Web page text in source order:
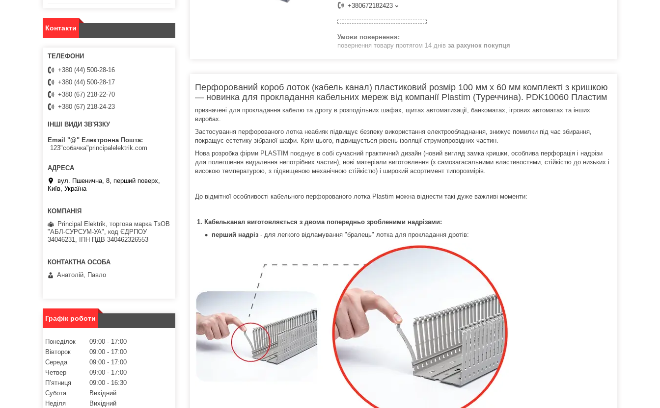
+380672182423
повернення товару протягом 14 днів за рахунок покупця
Перфорований короб лоток (кабель канал) пластиковий розмір 100 мм х 60 мм комплекті з кришкою
— новинка для прокладання кабельних мереж від компанії Plastim (Туреччина). PDK10060 Пластим
призначені для прокладання кабелю та дроту в розподільних шафах, щитах автоматизації, банкоматах, ігрових автоматах та інших
виробах.
Застосування перфорованого лотка неабияк підвищує безпеку використання електрообладнання, знижує помилки під час збирання,
покращує естетику зібраної шафи. Крім цього, підвищується рівень ізоляції струмопровідних частин.
Нова розробка фірми PLASTIM поєднує в собі сучасний практичний дизайн (новий вигляд замка кришки, особлива перфорація і надрізи
для полегшення видалення непотрібних частин), нові матеріали виготовлення (з самозагасальними властивостями, стійкістю до низьких і
високою температурою, з підвищеною механічною стійкістю) і широкий асортимент типорозмірів.
До відмітної особливості кабельного перфорованого лотка Plastim можна віднести такі дуже важливі моменти:
1. Кабельканал виготовляється з двома попередньо зробленими надрізами:
перший надріз - для легкого відламування "бралець" лотка для прокладання дротів:
Контакти
+380 (44) 500-28-16
+380 (44) 500-28-17
+380 (67) 218-22-70
+380 (67) 218-24-23
ІНШІ ВИДИ ЗВ'ЯЗКУ
Email "@" Електронна Пошта
123"собачка"principalelektrik.com
вул. Пшенична, 8, перший поверх,
Київ, Україна
Principal Elektrik, торгова марка ТзОВ
"АБЛ-СУРСУМ-УА", код ЄДРПОУ
34046231, ІПН ПДВ 340462326553
Анатолій, Павло
Графік роботи
Понеділок 09:00
17:00
Вівторок
09:00
17:00
Середа
09:00
17:00
Четвер
09:00
17:00
Пʼятниця
09:00
16:30
Субота
Вихідний
Неділя
Вихідний